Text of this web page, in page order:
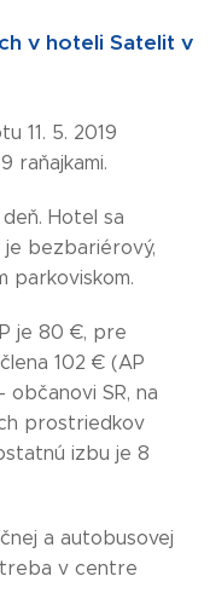
v hoteli Satelit v
11. 5. 2019
raňajkami.
Hotel sa
je bezbariérový,
parkoviskom.
je 80 €, pre
102 € (AP
občanovi SR, na
prostriedkov
izbu je 8
a autobusovej
v centre